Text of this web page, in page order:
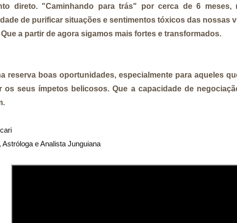
direto. "Caminhando para trás" por cerca de 6 meses,
de purificar situações e sentimentos tóxicos das nossas
a partir de agora sigamos mais fortes e transformados.
reserva boas oportunidades, especialmente para aqueles
os seus ímpetos belicosos. Que a capacidade de
Astróloga e Analista Junguiana